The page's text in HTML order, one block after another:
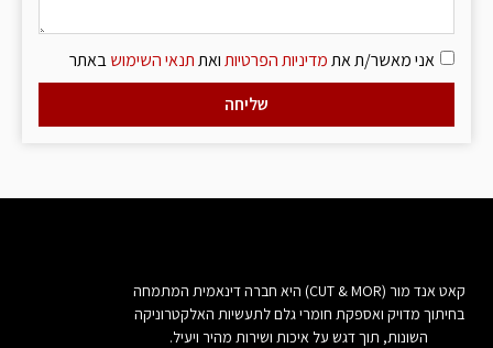
אני מאשר/ת את מדיניות הפרטיות ואת תנאי השימוש באתר
שליחה
קאט אנד מור (CUT & MOR) היא חברה דינאמית המתמחה
בחיתוך מדויק ואספקת חומרי גלם לתעשיות האלקטרוניקה
השונות, תוך דגש על איכות ושירות מהיר ויעיל.